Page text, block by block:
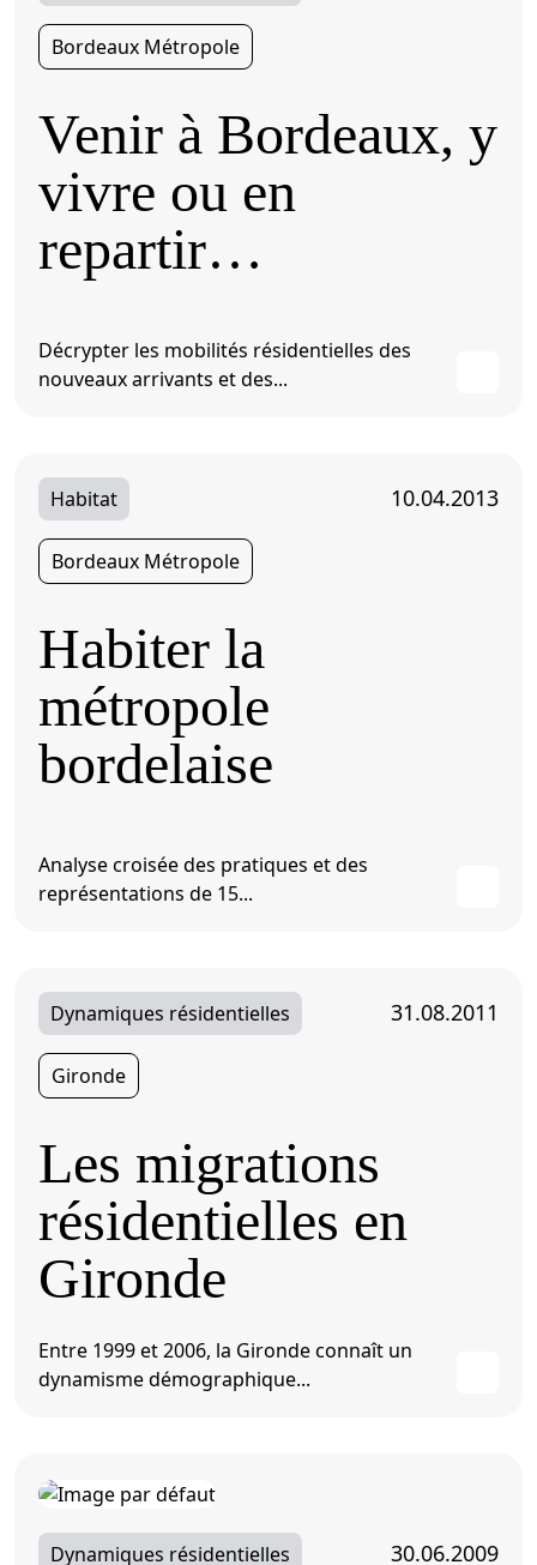
Bordeaux Métropole
Venir à Bordeaux, y
vivre ou en
repartir…
Décrypter les mobilités résidentielles des
nouveaux arrivants et des...
Habitat 10.04.2013
Bordeaux Métropole
Habiter la
métropole
bordelaise
Analyse croisée des pratiques et des
représentations de 15...
Dynamiques résidentielles 31.08.2011
Gironde
Les migrations
résidentielles en
Gironde
Entre 1999 et 2006, la Gironde connaît un
dynamisme démographique...
Dynamiques résidentielles 30.06.2009